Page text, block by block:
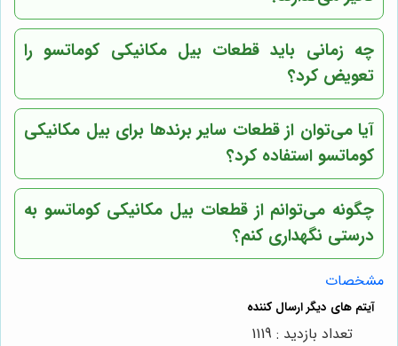
چه زمانی باید قطعات بیل مکانیکی کوماتسو را
تعویض کرد؟
آیا می‌توان از قطعات سایر برندها برای بیل مکانیکی
کوماتسو استفاده کرد؟
چگونه می‌توانم از قطعات بیل مکانیکی کوماتسو به
درستی نگهداری کنم؟
مشخصات
تعداد بازدید : 1119